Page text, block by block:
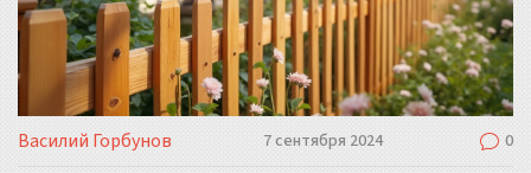
Василий Горбунов 7 сентября 2024 0